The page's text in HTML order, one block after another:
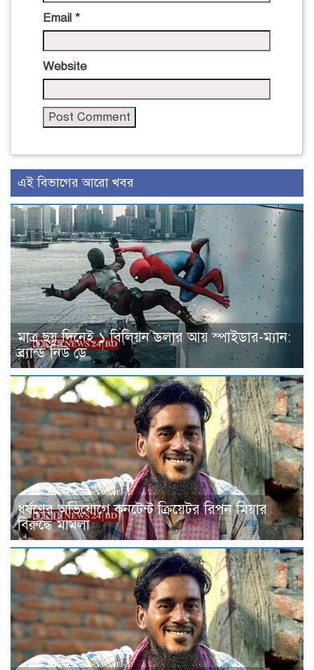
Email *
Website
এই বিভাগের আরো খবর
মাত্র ছয় দিনেই ১ বিলিয়ন ডলার আয় স্পাইডার-ম্যান:
ব্র্যান্ড নিউ ডে
ধর্ষণের অভিযোগে কনটেন্ট ক্রিয়েটর রিপন মিয়ার
বিরুদ্ধে মামলা